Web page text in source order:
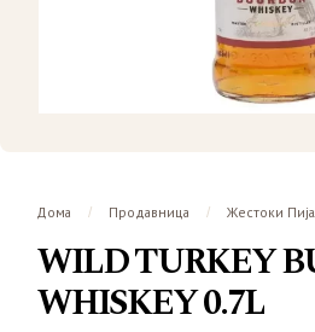
Дома / Продавница / Жестоки
WILD TURKEY
WHISKEY 0.7L